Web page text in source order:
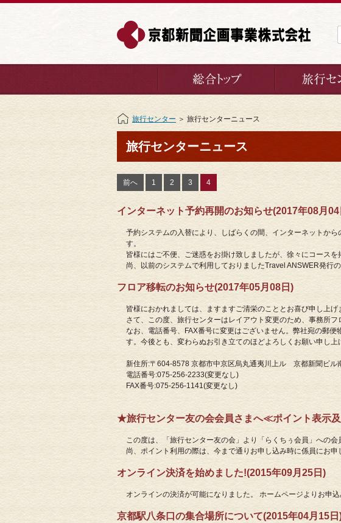
旅行センター ＞ 旅行センターニュース
旅行センターニュース
前へ 1 2 3 4
インターネット予約再開のお知らせ(2017年08月04
予約システムの入替により、しばらくの間、インターネットか
す。
皆様にはご不便、ご迷惑をお掛け致しましたが、徐々にコース
尚、以前のシステムで利用しておりましたTravel ANSWER発行
フロア移転のお知らせ(2017年05月08日)
皆様におかれましては、ますますご清栄のこととお喜び申し上
さて、この度、旅行センターはレイアウト変更のため、事務所
なお、電話番号、FAX番号に変更はございません。弊社宛の郵
す。今後とも、変わらぬお引き立てのほどよろしくお願い申し上
新住所:〒604-8578 京都市中京区烏丸通夷川上ル 京都新聞ビル
電話番号:075-256-2233(変更なし)
FAX番号:075-256-1141(変更なし)
★旅行センター友の会会員さまへ≪ポイント表示
この度は、「旅行センター友の会」より「らくちぅ会員」への
尚、ポイント利用の際は、今まで通りお申し込み時に係員にお
オンライン決済を始めました!(2015年09月25日)
オンラインの決済が可能になりました。 ホームページよりお申
京都駅八条口の集合場所について(2015年04月15日